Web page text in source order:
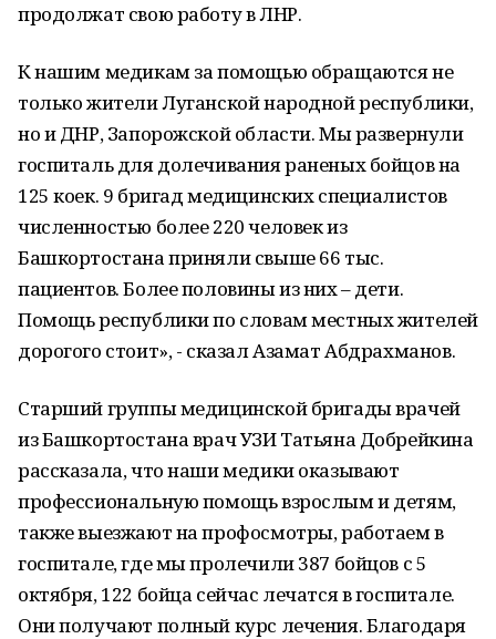
продолжат свою работу в ЛНР.
К нашим медикам за помощью обращаются не
только жители Луганской народной республики,
но и ДНР, Запорожской области. Мы развернули
госпиталь для долечивания раненых бойцов на
125 коек. 9 бригад медицинских специалистов
численностью более 220 человек из
Башкортостана приняли свыше 66 тыс.
пациентов. Более половины из них – дети.
Помощь республики по словам местных жителей
дорогого стоит», - сказал Азамат Абдрахманов.
Старший группы медицинской бригады врачей
из Башкортостана врач УЗИ Татьяна Добрейкина
рассказала, что наши медики оказывают
профессиональную помощь взрослым и детям,
также выезжают на профосмотры, работаем в
госпитале, где мы пролечили 387 бойцов с 5
октября, 122 бойца сейчас лечатся в госпитале.
Они получают полный курс лечения. Благодаря